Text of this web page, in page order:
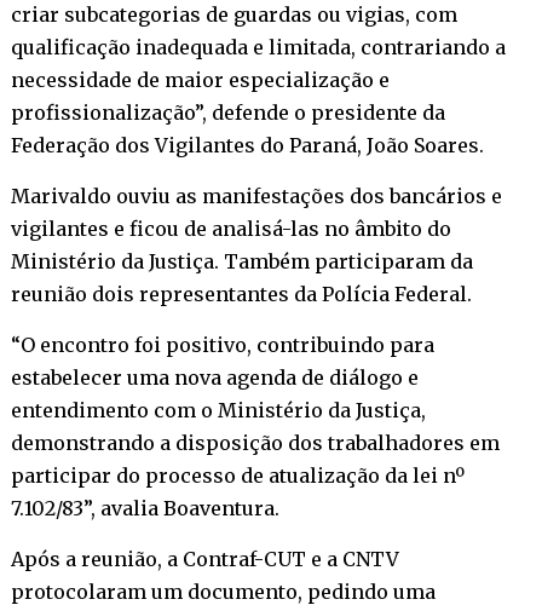
criar subcategorias de guardas ou vigias, com
qualificação inadequada e limitada, contrariando a
necessidade de maior especialização e
profissionalização”, defende o presidente da
Federação dos Vigilantes do Paraná, João Soares.
Marivaldo ouviu as manifestações dos bancários e
vigilantes e ficou de analisá-las no âmbito do
Ministério da Justiça. Também participaram da
reunião dois representantes da Polícia Federal.
“O encontro foi positivo, contribuindo para
estabelecer uma nova agenda de diálogo e
entendimento com o Ministério da Justiça,
demonstrando a disposição dos trabalhadores em
participar do processo de atualização da lei nº
7.102/83”, avalia Boaventura.
Após a reunião, a Contraf-CUT e a CNTV
protocolaram um documento, pedindo uma